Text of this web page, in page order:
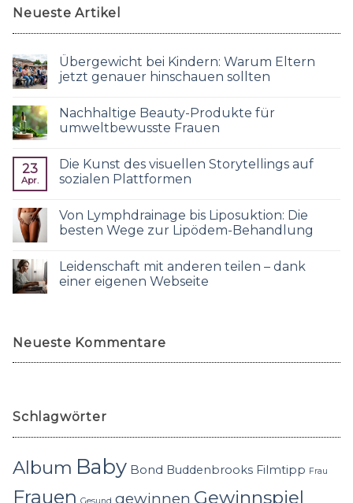
Neueste Artikel
Übergewicht bei Kindern: Warum Eltern
jetzt genauer hinschauen sollten
Nachhaltige Beauty-Produkte für
umweltbewusste Frauen
23
Apr.
Die Kunst des visuellen Storytellings auf
sozialen Plattformen
Von Lymphdrainage bis Liposuktion: Die
besten Wege zur Lipödem-Behandlung
Leidenschaft mit anderen teilen – dank
einer eigenen Webseite
Neueste Kommentare
Schlagwörter
Album Baby Bond Buddenbrooks Filmtipp Frau
Frauen Gesund gewinnen Gewinnspiel